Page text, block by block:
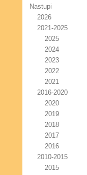
Nastupi
2026
2021-2025
2025
2024
2023
2022
2021
2016-2020
2020
2019
2018
2017
2016
2010-2015
2015